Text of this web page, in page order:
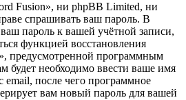
Fusion», ни phpBB Limited, ни
спрашивать ваш пароль. В
ваш пароль к вашей учётной записи,
функцией восстановления
предусмотренной программным
будет необходимо ввести ваше имя
email, после чего программное
вам новый пароль для вашей